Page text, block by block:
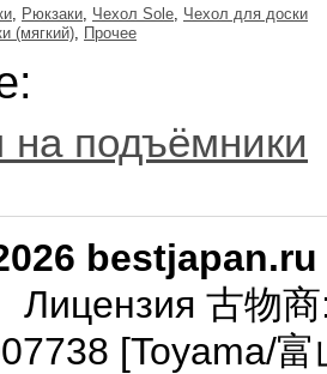
, Рюкзаки, Чехол Sole, Чехол для доски
(мягкий), Прочее
на подъёмники
Лицензия 古物
[Toyama/